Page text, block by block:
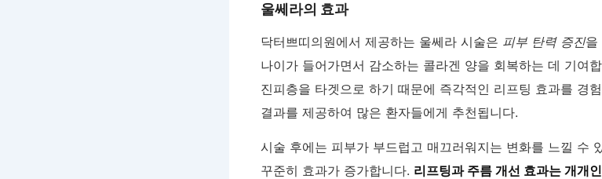
울쎄라의 효과
닥터쁘띠의원에서 제공하는 울쎄라 시술은 피부 탄력 증진을
나이가 들어가면서 감소하는 콜라겐 양을 회복하는 데 기여
진피층을 타겟으로 하기 때문에 즉각적인 리프팅 효과를 경
결과를 제공하여 많은 환자들에게 추천됩니다.
시술 후에는 피부가 부드럽고 매끄러워지는 변화를 느낄 수
꾸준히 효과가 증가합니다. 리프팅과 주름 개선 효과는 개개